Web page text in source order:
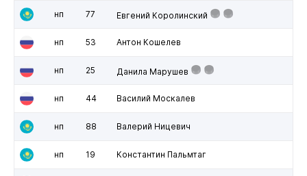
нп 77 Евгений Королинский
нп 53 Антон Кошелев
нп 25 Данила Марушев
нп 44 Василий Москалев
нп 88 Валерий Ницевич
нп 19 Константин Пальмтаг